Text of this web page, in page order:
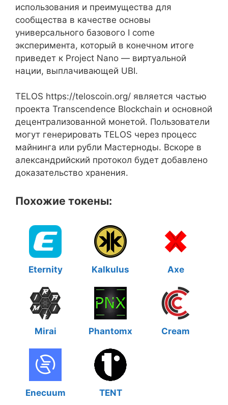
использования и преимущества для
сообщества в качестве основы
универсального базового I come
эксперимента, который в конечном итоге
приведет к Project Nano — виртуальной
нации, выплачивающей UBI.
TELOS https://teloscoin.org/ является частью
проекта Transcendence Blockchain и основной
децентрализованной монетой. Пользователи
могут генерировать TELOS через процесс
майнинга или рубли Мастерноды. Вскоре в
александрийский протокол будет добавлено
доказательство хранения.
Похожие токены:
Eternity Kalkulus Axe
Mirai Phantomx Cream
Enecuum TENT